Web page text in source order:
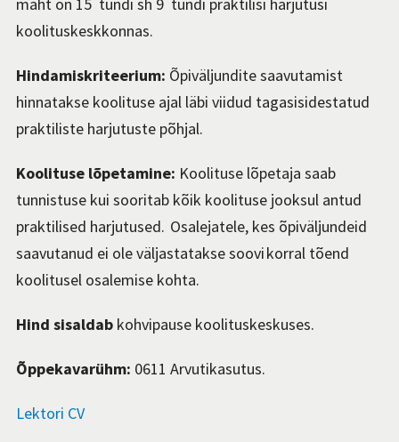
koolituskeskkonnas.
Hindamiskriteerium: Õpiväljundite saavutamist
hinnatakse koolituse ajal läbi viidud tagasisidestatud
praktiliste harjutuste põhjal.
Koolituse lõpetamine: Koolituse lõpetaja saab
tunnistuse kui sooritab kõik koolituse jooksul antud
praktilised harjutused. Osalejatele, kes õpiväljundeid
saavutanud ei ole väljastatakse soovi korral tõend
koolitusel osalemise kohta.
Hind sisaldab kohvipause koolituskeskuses.
Õppekavarühm: 0611 Arvutikasutus.
Lektori CV